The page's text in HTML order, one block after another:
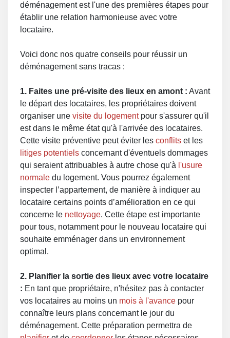
déménagement est l'une des premières étapes pour
établir une relation harmonieuse avec votre
locataire.
Voici donc nos quatre conseils pour réussir un
déménagement sans tracas :
1. Faites une pré-visite des lieux en amont : Avant
le départ des locataires, les propriétaires doivent
organiser une visite du logementpour s'assurer qu'il
est dans le même état qu'à l'arrivée des locataires.
Cette visite préventive peut éviter les conflits et les
litiges potentiels concernant d'éventuels dommages
qui seraient attribuables à autre chose qu'à l'usure
normale du logement. Vous pourrez également
inspecter l’appartement, de manière à indiquer au
locataire certains points d’amélioration en ce qui
concerne le nettoyage. Cette étape est importante
pour tous, notamment pour le nouveau locataire qui
souhaite emménager dans un environnement
optimal.
2. Planifier la sortie des lieux avec votre locataire
: En tant que propriétaire, n'hésitez pas à contacter
vos locataires au moins un mois à l'avance pour
connaître leurs plans concernant le jour du
déménagement. Cette préparation permettra de